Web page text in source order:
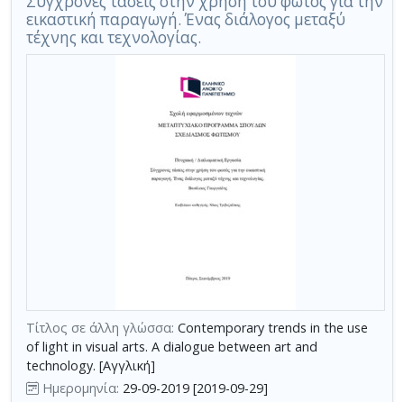
σύνολο
σελίδων
επιπλέον
κριτηρίων
αναζήτησης
εικαστική παραγωγή. Ένας διάλογος μεταξύ
τέχνης και τεχνολογίας.
Τίτλος σε άλλη γλώσσα: Contemporary trends in the use
of light in visual arts. A dialogue between art and
technology. [Αγγλική]
Ημερομηνία: 29-09-2019 [2019-09-29]